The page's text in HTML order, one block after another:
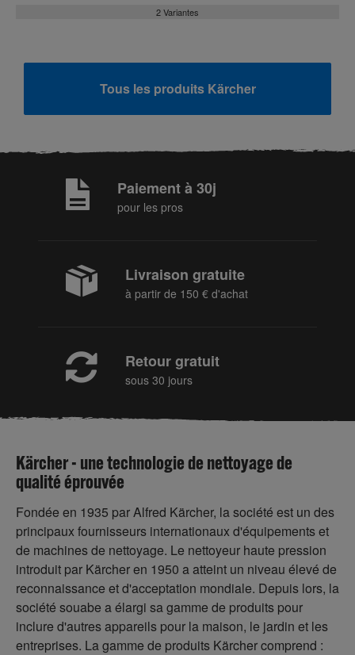
2 Variantes
Tous les produits Kärcher
Paiement à 30j
pour les pros
Livraison gratuite
à partir de 150 € d'achat
Retour gratuit
sous 30 jours
Kärcher - une technologie de nettoyage de
qualité éprouvée
Fondée en 1935 par Alfred Kärcher, la société est un des
principaux fournisseurs internationaux d'équipements et
de machines de nettoyage. Le nettoyeur haute pression
introduit par Kärcher en 1950 a atteint un niveau élevé de
reconnaissance et d'acceptation mondiale. Depuis lors, la
société souabe a élargi sa gamme de produits pour
inclure d'autres appareils pour la maison, le jardin et les
entreprises. La gamme de produits Kärcher comprend :